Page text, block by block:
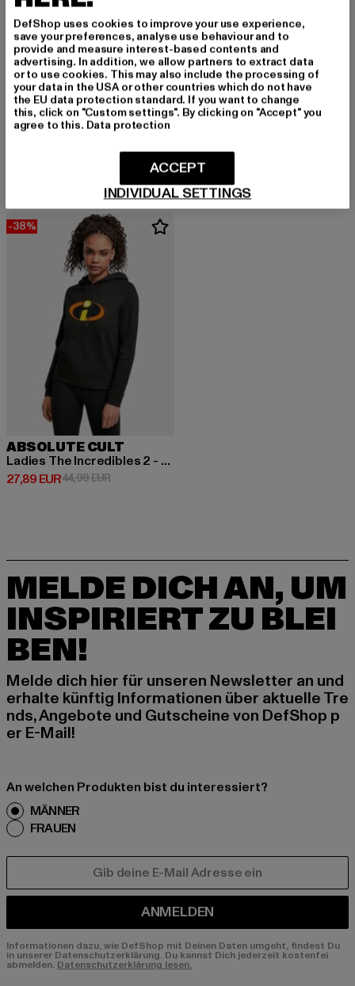
ABSOLUTE CULT
Derzeitiger Preis: ab 29,99 EURAktionspreis: 39,99 EUR
ABSOLUTE CULT
-38%
ABSOLUTE CULT
Ladies The Incredibles 2 - Costume Logo Basic
27,89 EUR
Derzeitiger Preis: 27,89 EUR
44,99 EURAktionspreis: 44,99 EUR
MELDE DICH AN, UM
INSPIRIERT ZU BLEI
BEN!
Melde dich hier für unseren Newsletter an und
erhalte künftig Informationen über aktuelle Tre
nds, Angebote und Gutscheine von DefShop p
er E-Mail!
An welchen Produkten bist du interessiert?
MÄNNER
FRAUEN
ANMELDEN
Informationen dazu, wie DefShop mit Deinen Daten umgeht, findest Du
in unserer Datenschutzerklärung. Du kannst Dich jederzeit kostenfei
abmelden. Datenschutzerklärung lesen.
DefShop uses cookies to improve your use experience,
save your preferences, analyse use behaviour and to
provide and measure interest-based contents and
advertising. In addition, we allow partners to extract data
or to use cookies. This may also include the processing of
your data in the USA or other countries which do not have
the EU data protection standard. If you want to change
this, click on "Custom settings". By clicking on "Accept" you
agree to this. Data protection
INDIVIDUAL SETTINGS
ACCEPT